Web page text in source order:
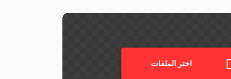
اختر الملفات